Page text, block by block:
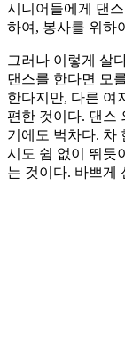
시니어들에게 댄
하여, 봉사를 위하
그러나 이렇게 살
댄스를 한다면 모
한다지만, 다른 여
편한 것이다. 댄스
기에도 벅차다. 차
시도 쉼 없이 뛰듯
는 것이다. 바쁘게